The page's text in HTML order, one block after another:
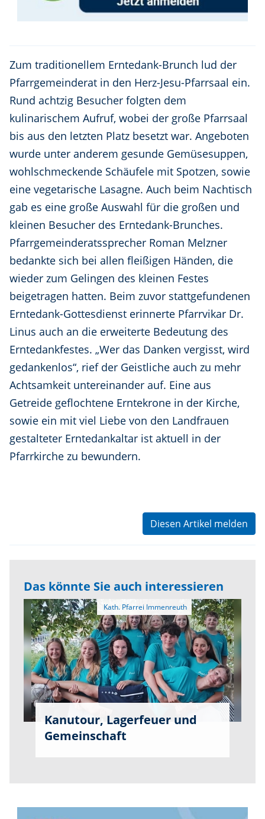
Zum traditionellem Erntedank-Brunch lud der
Pfarrgemeinderat in den Herz-Jesu-Pfarrsaal ein.
Rund achtzig Besucher folgten dem
kulinarischem Aufruf, wobei der große Pfarrsaal
bis aus den letzten Platz besetzt war. Angeboten
wurde unter anderem gesunde Gemüsesuppen,
wohlschmeckende Schäufele mit Spotzen, sowie
eine vegetarische Lasagne. Auch beim Nachtisch
gab es eine große Auswahl für die großen und
kleinen Besucher des Erntedank-Brunches.
Pfarrgemeinderatssprecher Roman Melzner
bedankte sich bei allen fleißigen Händen, die
wieder zum Gelingen des kleinen Festes
beigetragen hatten. Beim zuvor stattgefundenen
Erntedank-Gottesdienst erinnerte Pfarrvikar Dr.
Linus auch an die erweiterte Bedeutung des
Erntedankfestes. „Wer das Danken vergisst, wird
gedankenlos“, rief der Geistliche auch zu mehr
Achtsamkeit untereinander auf. Eine aus
Getreide geflochtene Erntekrone in der Kirche,
sowie ein mit viel Liebe von den Landfrauen
gestalteter Erntedankaltar ist aktuell in der
Pfarrkirche zu bewundern.
Diesen Artikel melden
Das könnte Sie auch interessieren
Kanutour, Lagerfeuer und
Gemeinschaft